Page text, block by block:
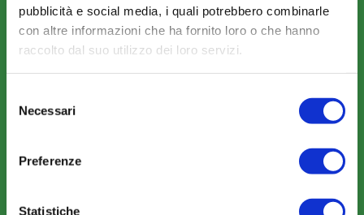
pubblicità e social media, i quali potrebbero combinarle
con altre informazioni che ha fornito loro o che hanno
raccolto dal suo utilizzo dei loro servizi.
delNecessari
Preferenze
Statistiche
COME ADERIRE
Modalità di adesione
Mobilità e Portabilità